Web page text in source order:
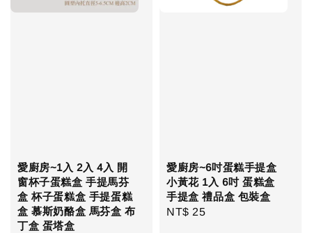
愛廚房~1入 2入 4入 開
窗杯子蛋糕盒 手提馬芬
盒 杯子蛋糕盒 手提蛋糕
盒 慕斯奶酪盒 馬芬盒 布
丁盒 蛋塔盒
愛廚房~6吋蛋糕手提盒
小黃花 1入 6吋 蛋糕盒
手提盒 禮品盒 包裝盒
Regular
NT$ 25